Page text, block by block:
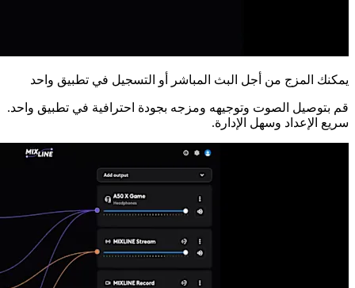
يمكنك المزج من أجل البث المباشر أو التسجيل في تطبيق واحد
قم بتوصيل الصوت وتوجيهه ومزجه بجودة احترافية في تطبيق واحد.
سريع الإعداد وسهل الإدارة.